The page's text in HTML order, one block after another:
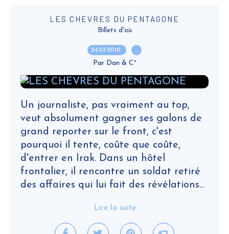
LES CHEVRES DU PENTAGONE
Billets d'où
24.03.2010 …
Par Dan & C°
Un journaliste, pas vraiment au top,
veut absolument gagner ses galons de
grand reporter sur le front, c'est
pourquoi il tente, coûte que coûte,
d'entrer en Irak. Dans un hôtel
frontalier, il rencontre un soldat retiré
des affaires qui lui fait des révélations...
Lire la suite